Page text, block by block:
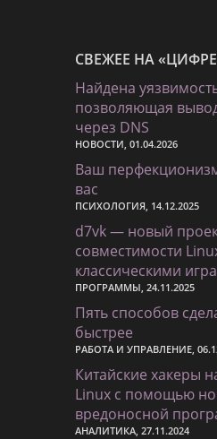
СВЕЖЕЕ НА
Найдена
позволяющая
через DNS
НОВОСТИ, 01.04.2026
Ваш
вас
ПСИХОЛОГИЯ, 14.12.2025
d7vk — новый
совместимости
классическими
ПРОГРАММЫ, 24.11.2025
Пять способов
быстрее
РАБОТА И УПРАВЛЕНИЕ,
Китайские хакеры
Linux с помощью
вредоносной
АНАЛИТИКА, 27.11.2024